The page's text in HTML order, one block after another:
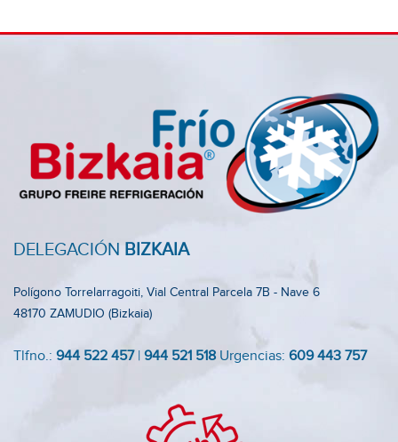
DELEGACIÓN BIZKAIA
Polígono Torrelarragoiti, Vial Central Parcela 7B - Nave 6
48170 ZAMUDIO (Bizkaia)
Tlfno.: 944 522 457 | 944 521 518 Urgencias: 609 443 757